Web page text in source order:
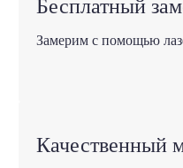
Бесплатный
Замерим с помощью
Качественный